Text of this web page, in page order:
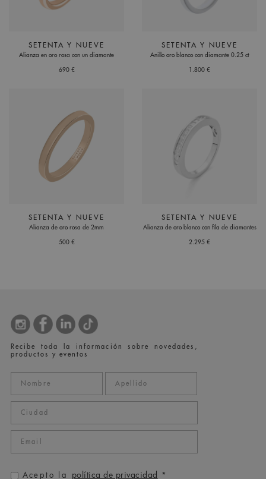
SETENTA Y NUEVE
Alianza en oro rosa con un diamante
690 €
SETENTA Y NUEVE
Anillo oro blanco con diamante 0.25 ct
1.800 €
SETENTA Y NUEVE
Alianza de oro rosa de 2mm
500 €
SETENTA Y NUEVE
Alianza de oro blanco con fila de diamantes
2.295 €
Recibe toda la información sobre novedades,
productos y eventos
Acepto la política de privacidad *